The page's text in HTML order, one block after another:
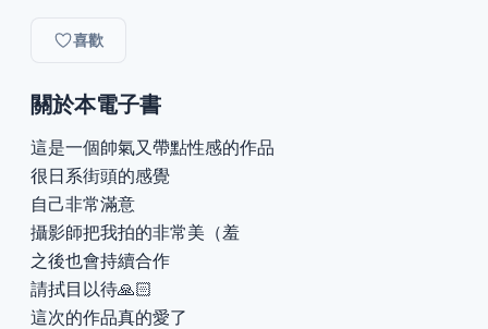
喜歡
關於本電子書
這是一個帥氣又帶點性感的作品
很日系街頭的感覺
自己非常滿意
攝影師把我拍的非常美（羞
之後也會持續合作
請拭目以待🙏🏻
這次的作品真的愛了